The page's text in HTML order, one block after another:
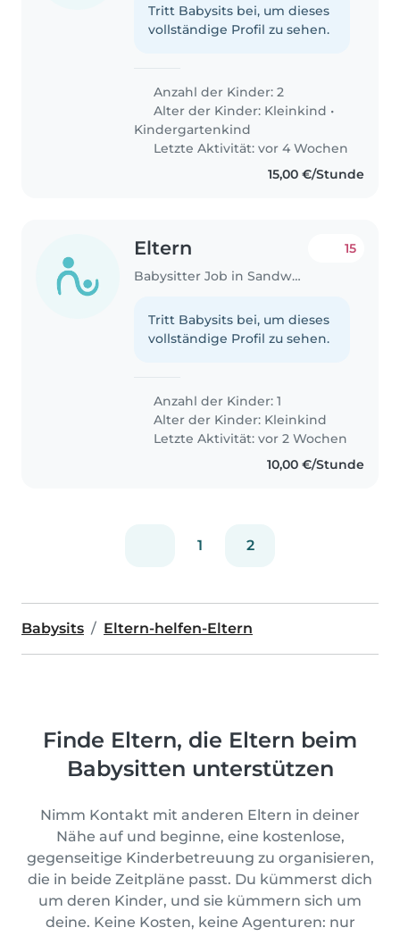
Tritt Babysits bei, um dieses
vollständige Profil zu sehen.
Anzahl der Kinder: 2
Alter der Kinder: Kleinkind •
Kindergartenkind
Letzte Aktivität: vor 4 Wochen
15,00 €/Stunde
Eltern
Babysitter Job in Sandweiler
15
Tritt Babysits bei, um dieses
vollständige Profil zu sehen.
Anzahl der Kinder: 1
Alter der Kinder: Kleinkind
Letzte Aktivität: vor 2 Wochen
10,00 €/Stunde
1 2
Babysits Eltern-helfen-Eltern
Finde Eltern, die Eltern beim
Babysitten unterstützen
Nimm Kontakt mit anderen Eltern in deiner
Nähe auf und beginne, eine kostenlose,
gegenseitige Kinderbetreuung zu organisieren,
die in beide Zeitpläne passt. Du kümmerst dich
um deren Kinder, und sie kümmern sich um
deine. Keine Kosten, keine Agenturen: nur